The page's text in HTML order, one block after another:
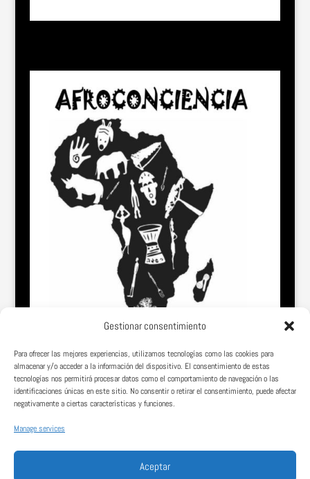
Gestionar consentimiento
Para ofrecer las mejores experiencias, utilizamos tecnologías como las cookies para
almacenar y/o acceder a la información del dispositivo. El consentimiento de estas
tecnologías nos permitirá procesar datos como el comportamiento de navegación o las
identificaciones únicas en este sitio. No consentir o retirar el consentimiento, puede afectar
negativamente a ciertas características y funciones.
Manage services
Aceptar
Somos una página web vasco-africana comprometida con la dignidad,
el conocimiento y el desarrollo de los pueblos de África.